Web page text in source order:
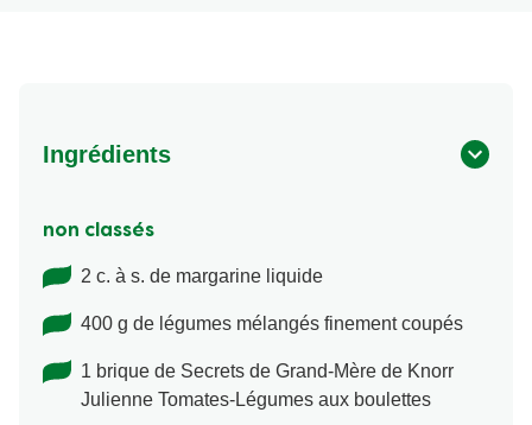
Ingrédients
non classés
2 c. à s. de margarine liquide
400 g de légumes mélangés finement coupés
1 brique de Secrets de Grand-Mère de Knorr
Julienne Tomates-Légumes aux boulettes